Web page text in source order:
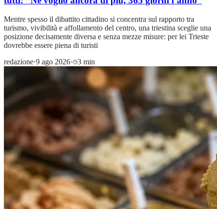
Mentre spesso il dibattito cittadino si concentra sul rapporto tra
turismo, vivibilità e affollamento del centro, una triestina sceglie una
posizione decisamente diversa e senza mezze misure: per lei Trieste
dovrebbe essere piena di turisti
redazione·9 ago 2026· 3 min